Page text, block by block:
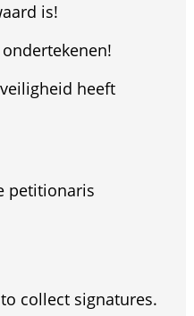
is!
heeft
petitionaris
collect signatures.